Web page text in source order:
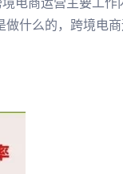
电商运营主要工作
做什么的，跨境电